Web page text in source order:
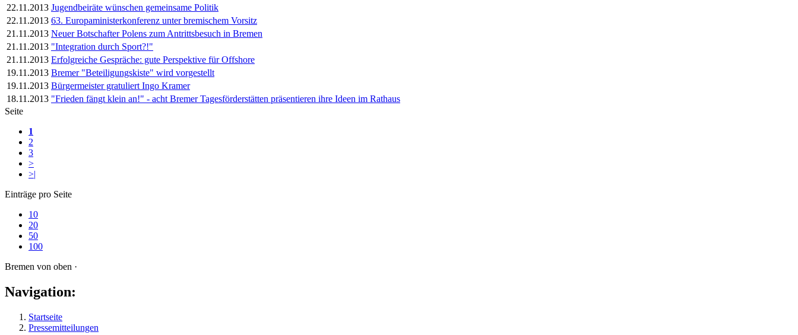
22.11.2013 Jugendbeiräte wünschen gemeinsame Politik
22.11.2013 63. Europaministerkonferenz unter bremischem Vorsitz
21.11.2013 Neuer Botschafter Polens zum Antrittsbesuch in Bremen
21.11.2013 "Integration durch Sport?!"
21.11.2013 Erfolgreiche Gespräche: gute Perspektive für Offshore
19.11.2013 Bremer "Beteiligungskiste" wird vorgestellt
19.11.2013 Bürgermeister gratuliert Ingo Kramer
18.11.2013 "Frieden fängt klein an!" - acht Bremer Tagesförderstätten präsentieren ihre Ideen im Rathaus
Seite
1
2
3
>
>|
Einträge pro Seite
10
20
50
100
Bremen von oben ·
Navigation:
Startseite
Pressemitteilungen